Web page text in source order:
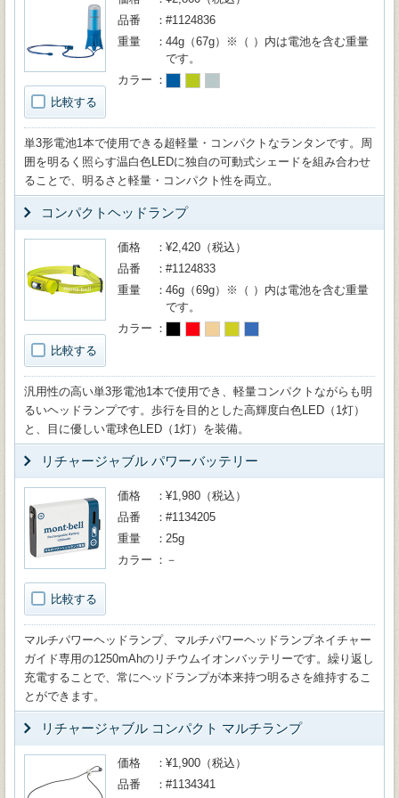
比較する
品番
#1124836
重量
44g（67g）※（ ）内は電池を含む重量
です。
カラー
単3形電池1本で使用できる超軽量・コンパクトなランタンです。周
囲を明るく照らす温白色LEDに独自の可動式シェードを組み合わせ
ることで、明るさと軽量・コンパクト性を両立。
コンパクトヘッドランプ
比較する
価格
¥2,420（税込）
品番
#1124833
重量
46g（69g）※（ ）内は電池を含む重量
です。
カラー
汎用性の高い単3形電池1本で使用でき、軽量コンパクトながらも明
るいヘッドランプです。歩行を目的とした高輝度白色LED（1灯）
と、目に優しい電球色LED（1灯）を装備。
リチャージャブル パワーバッテリー
比較する
価格
¥1,980（税込）
品番
#1134205
重量
25g
カラー
－
マルチパワーヘッドランプ、マルチパワーヘッドランプネイチャー
ガイド専用の1250mAhのリチウムイオンバッテリーです。繰り返し
充電することで、常にヘッドランプが本来持つ明るさを維持するこ
とができます。
リチャージャブル コンパクト マルチランプ
価格
¥1,900（税込）
品番
#1134341